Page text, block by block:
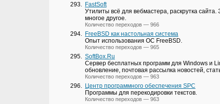
293.
FastSoft
Утилиты всё для вебмастера, раскрутка сайта.
многое другое.
Количество переходов — 966
294.
FreeBSD как настольная система
Опыт использования ОС FreeBSD.
Количество переходов — 965
295.
SoftBox.Ru
Сервер бесплатных программ для Windows и
обновление, почтовая рассылка новостей,
Количество переходов — 963
296.
Центр программного обеспечения SPC
Программы для перекодировки текстов.
Количество переходов — 963